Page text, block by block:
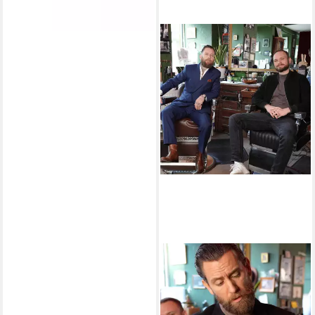
STÖRTEBEKKER
Haarpomade Torreto Series -
Wasserbasiert
24,99 €
(19,99 €/ 100 ml)